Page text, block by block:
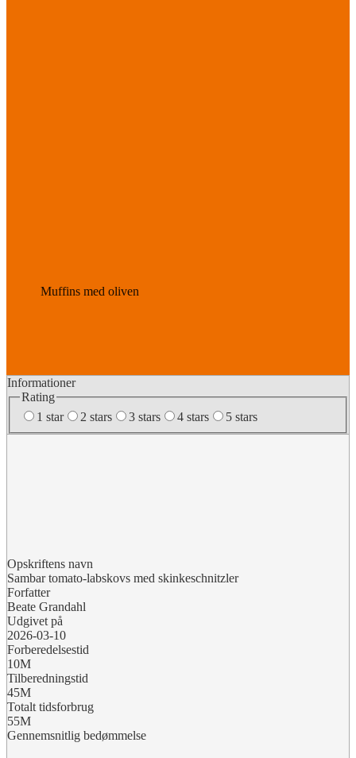
Muffins med oliven
Informationer
Rating
1 star
2 stars 3 stars 4 stars 5 stars
Opskriftens navn
Sambar tomato-labskovs med skinkeschnitzler
Forfatter
Beate Grandahl
Udgivet på
2026-03-10
Forberedelsestid
10M
Tilberedningstid
45M
Totalt tidsforbrug
55M
Gennemsnitlig bedømmelse